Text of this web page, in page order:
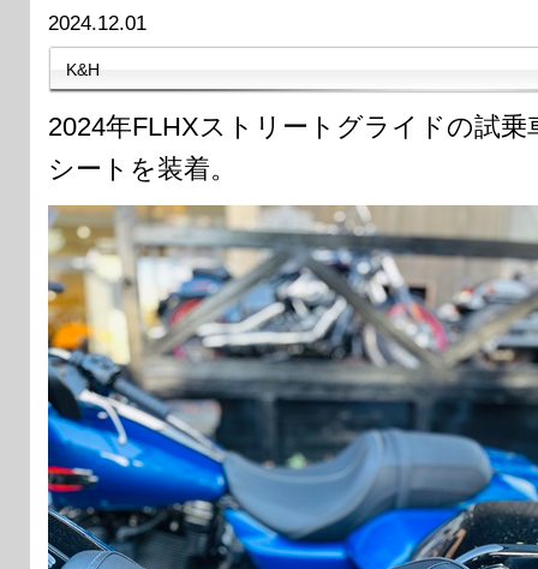
2024.12.01
K&H
2024年FLHXストリートグライドの試
シートを装着。